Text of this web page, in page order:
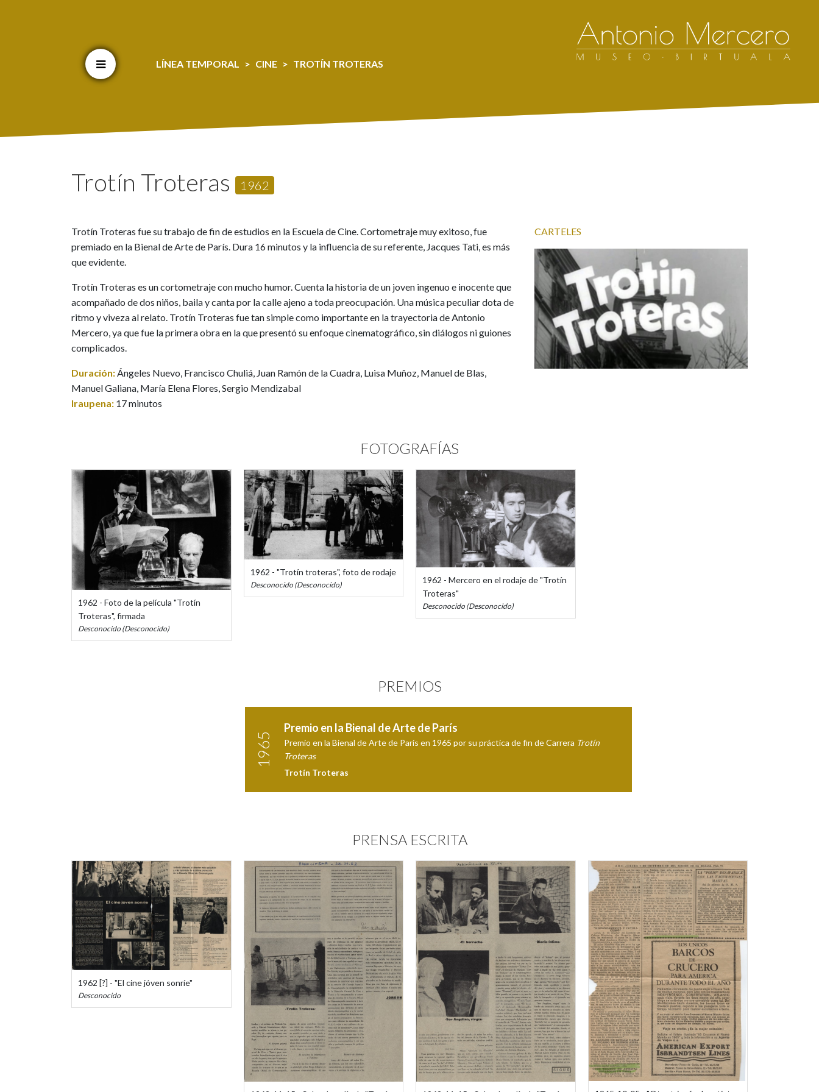
LÍNEA TEMPORAL CINE TROTÍN TROTERAS
Trotín Troteras 1962
Trotín Troteras fue su trabajo de fin de estudios en la Escuela de Cine. Cortometraje muy exitoso, fue
premiado en la Bienal de Arte de París. Dura 16 minutos y la influencia de su referente, Jacques Tati, es más
que evidente.
Trotín Troteras es un cortometraje con mucho humor. Cuenta la historia de un joven ingenuo e inocente que
acompañado de dos niños, baila y canta por la calle ajeno a toda preocupación. Una música peculiar dota de
ritmo y viveza al relato. Trotín Troteras fue tan simple como importante en la trayectoria de Antonio
Mercero, ya que fue la primera obra en la que presentó su enfoque cinematográfico, sin diálogos ni guiones
complicados.
Duración:Ángeles Nuevo, Francisco Chuliá, Juan Ramón de la Cuadra, Luisa Muñoz, Manuel de Blas,
Manuel Galiana, María Elena Flores, Sergio Mendizabal
Iraupena: 17 minutos
CARTELES
FOTOGRAFÍAS
1962 - Foto de la película "Trotín
Troteras", firmada
Desconocido (Desconocido)
1962 - "Trotín troteras", foto de rodaje
Desconocido (Desconocido)
1962 - Mercero en el rodaje de "Trotín
Troteras"
Desconocido (Desconocido)
PREMIOS
1965
Premio en la Bienal de Arte de París
Premio en la Bienal de Arte de París en 1965 por su práctica de fin de Carrera Trotín
Troteras
Trotín Troteras
PRENSA ESCRITA
1962 [?] - "El cine jóven sonríe"
Desconocido